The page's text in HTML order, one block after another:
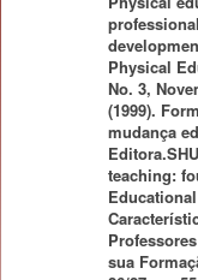
Physical
No. 3,
(1999).
mudança
teaching:
sua